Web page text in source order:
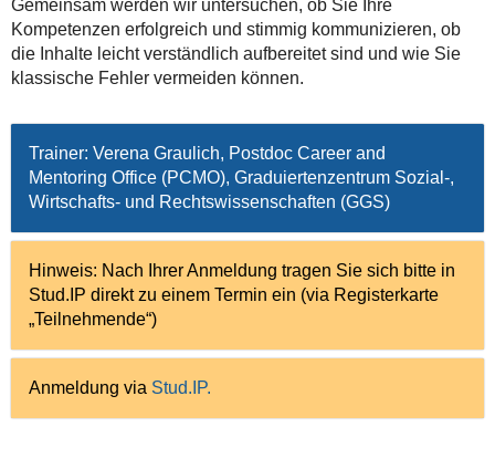
Gemeinsam werden wir untersuchen, ob Sie Ihre
Kompetenzen erfolgreich und stimmig kommunizieren, ob
die Inhalte leicht verständlich aufbereitet sind und wie Sie
klassische Fehler vermeiden können.
Trainer: Verena Graulich, Postdoc Career and
Mentoring Office (PCMO), Graduiertenzentrum Sozial‑,
Wirtschafts‑ und Rechtswissenschaften (GGS)
Hinweis: Nach Ihrer Anmeldung tragen Sie sich bitte in
Stud.IP direkt zu einem Termin ein (via Registerkarte
„Teilnehmende“)
Anmeldung via Stud.IP.